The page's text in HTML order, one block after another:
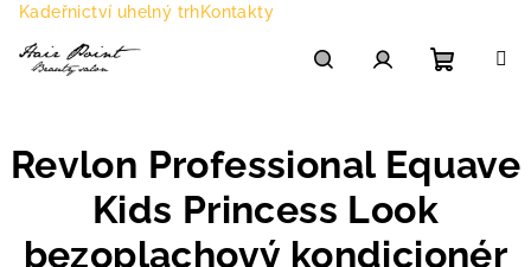
Přejít
obsah
Kadeřnictví uhelný trhKontakty
košík
Revlon Professional Equave
Kids Princess Look
bezoplachový kondicionér